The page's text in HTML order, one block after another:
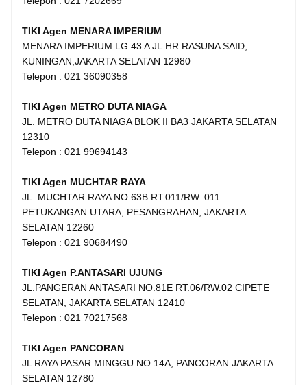
TIKI Agen MENARA IMPERIUM
MENARA IMPERIUM LG 43 A JL.HR.RASUNA SAID,
KUNINGAN,JAKARTA SELATAN 12980
Telepon : 021 36090358
TIKI Agen METRO DUTA NIAGA
JL. METRO DUTA NIAGA BLOK II BA3 JAKARTA SELATAN
12310
Telepon : 021 99694143
TIKI Agen MUCHTAR RAYA
JL. MUCHTAR RAYA NO.63B RT.011/RW. 011
PETUKANGAN UTARA, PESANGRAHAN, JAKARTA
SELATAN 12260
Telepon : 021 90684490
TIKI Agen P.ANTASARI UJUNG
JL.PANGERAN ANTASARI NO.81E RT.06/RW.02 CIPETE
SELATAN, JAKARTA SELATAN 12410
Telepon : 021 70217568
TIKI Agen PANCORAN
JL RAYA PASAR MINGGU NO.14A, PANCORAN JAKARTA
SELATAN 12780